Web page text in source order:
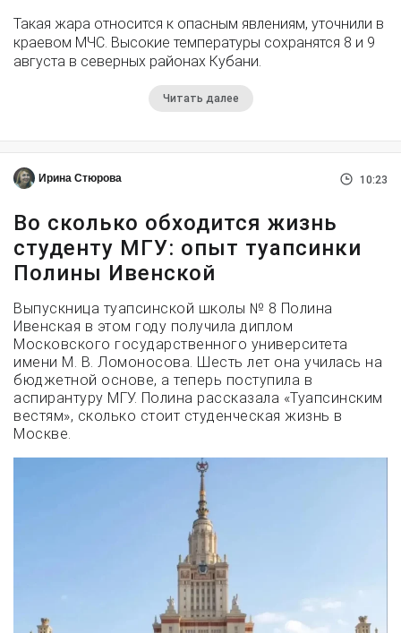
Такая жара относится к опасным явлениям, уточнили в
краевом МЧС. Высокие температуры сохранятся 8 и 9
августа в северных районах Кубани.
Читать далее
Ирина Стюрова 10:23
Во сколько обходится жизнь
студенту МГУ: опыт туапсинки
Полины Ивенской
Выпускница туапсинской школы № 8 Полина
Ивенская в этом году получила диплом
Московского государственного университета
имени М. В. Ломоносова. Шесть лет она училась на
бюджетной основе, а теперь поступила в
аспирантуру МГУ. Полина рассказала «Туапсинским
вестям», сколько стоит студенческая жизнь в
Москве.